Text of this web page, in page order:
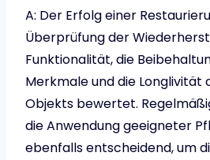
A: Der Erfolg einer
Überprüfung der
Funktionalität, die
Merkmale und die Longlivität
Objekts bewertet.
die Anwendung geeigneter
ebenfalls entscheidend, um